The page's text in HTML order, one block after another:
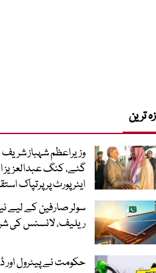
ترین
وزیراعظم شہباز
گئے، کنگ عبدالعزیز
ایئر پورٹ پر پرتپاک
سولر صارفین کے لیے
ریلیف، لائسنس کی
حکومت نے پیٹرول اور